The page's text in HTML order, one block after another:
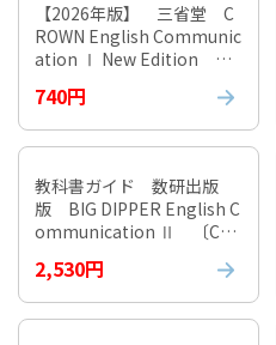
【2026年版】 三省堂 C
ROWN English Communic
ation Ⅰ New Edition 教
740円
教科書ガイド 数研出版
版 BIG DIPPER English C
ommunication Ⅱ 〔C
2,530円